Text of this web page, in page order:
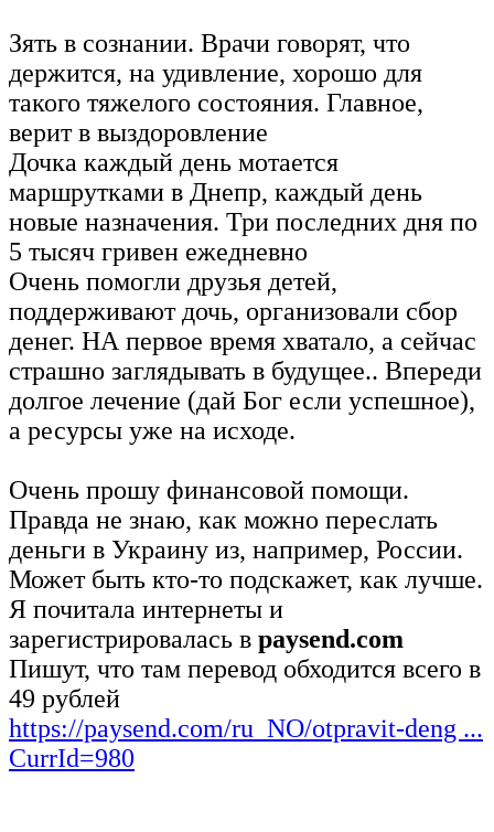
Зять в сознании. Врачи говорят, что
держится, на удивление, хорошо для
такого тяжелого состояния. Главное,
верит в выздоровление
Дочка каждый день мотается
маршрутками в Днепр, каждый день
новые назначения. Три последних дня по
5 тысяч гривен ежедневно
Очень помогли друзья детей,
поддерживают дочь, организовали сбор
денег. НА первое время хватало, а сейчас
страшно заглядывать в будущее.. Впереди
долгое лечение (дай Бог если успешное),
а ресурсы уже на исходе.
Очень прошу финансовой помощи.
Правда не знаю, как можно переслать
деньги в Украину из, например, России.
Может быть кто-то подскажет, как лучше.
Я почитала интернеты и
зарегистрировалась в paysend.com
Пишут, что там перевод обходится всего в
49 рублей
https://paysend.com/ru_NO/otpravit-deng ...
CurrId=980